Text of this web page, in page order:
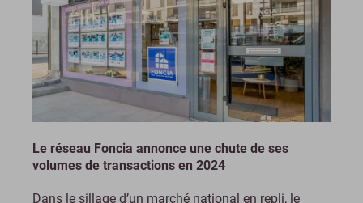
Le réseau Foncia annonce une chute de ses
volumes de transactions en 2024
Dans le sillage d’un marché national en repli, le